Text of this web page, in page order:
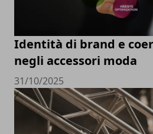
Identità di brand e
negli accessori moda
31/10/2025